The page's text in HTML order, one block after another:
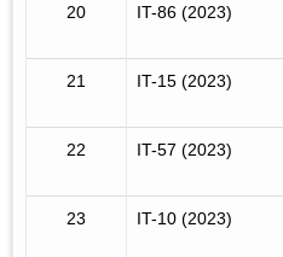
20 IT-86 (2023)
21 IT-15 (2023)
22 IT-57 (2023)
23 IT-10 (2023)